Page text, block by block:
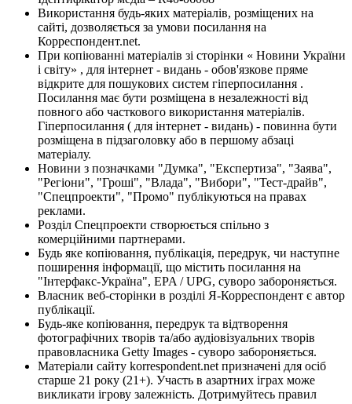
Використання будь-яких матеріалів, розміщених на
сайті, дозволяється за умови посилання на
Корреспондент.net.
При копіюванні матеріалів зі сторінки « Новини України
і світу» , для інтернет - видань - обов'язкове пряме
відкрите для пошукових систем гіперпосилання .
Посилання має бути розміщена в незалежності від
повного або часткового використання матеріалів.
Гіперпосилання ( для інтернет - видань) - повинна бути
розміщена в підзаголовку або в першому абзаці
матеріалу.
Новини з позначками "Думка", "Експертиза", "Заява",
"Регіони", "Гроші", "Влада", "Вибори", "Тест-драйв",
"Спецпроекти", "Промо" публікуються на правах
реклами.
Розділ Спецпроекти створюється спільно з
комерційними партнерами.
Будь яке копіювання, публікація, передрук, чи наступне
поширення інформації, що містить посилання на
"Інтерфакс-Україна", EPA / UPG, суворо забороняється.
Власник веб-сторінки в розділі Я-Корреспондент є автор
публікації.
Будь-яке копіювання, передрук та відтворення
фотографічних творів та/або аудіовізуальних творів
правовласника Getty Images - суворо забороняється.
Матеріали сайту korrespondent.net призначені для осіб
старше 21 року (21+). Участь в азартних іграх може
викликати ігрову залежність. Дотримуйтесь правил